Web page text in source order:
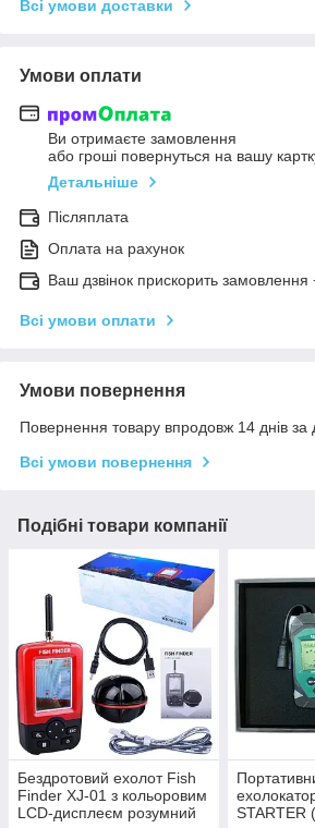
Всі умови доставки
Умови оплати
Ви отримаєте замовлення
або гроші повернуться на вашу
Детальніше
Післяплата
Оплата на рахунок
Ваш дзвінок прискорить
Всі умови оплати
Умови повернення
Повернення товару впродовж 14 днів за
Всі умови повернення
Подібні товари компанії
Бездротовий ехолот Fish
Finder XJ-01 з кольоровим
LCD-дисплеєм розумний
STARTER